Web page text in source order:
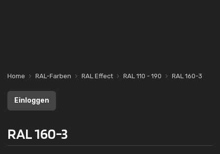
Home RAL-Farben RAL Effect RAL 110 - 190 RAL 160-3
Einloggen
RAL 160-3